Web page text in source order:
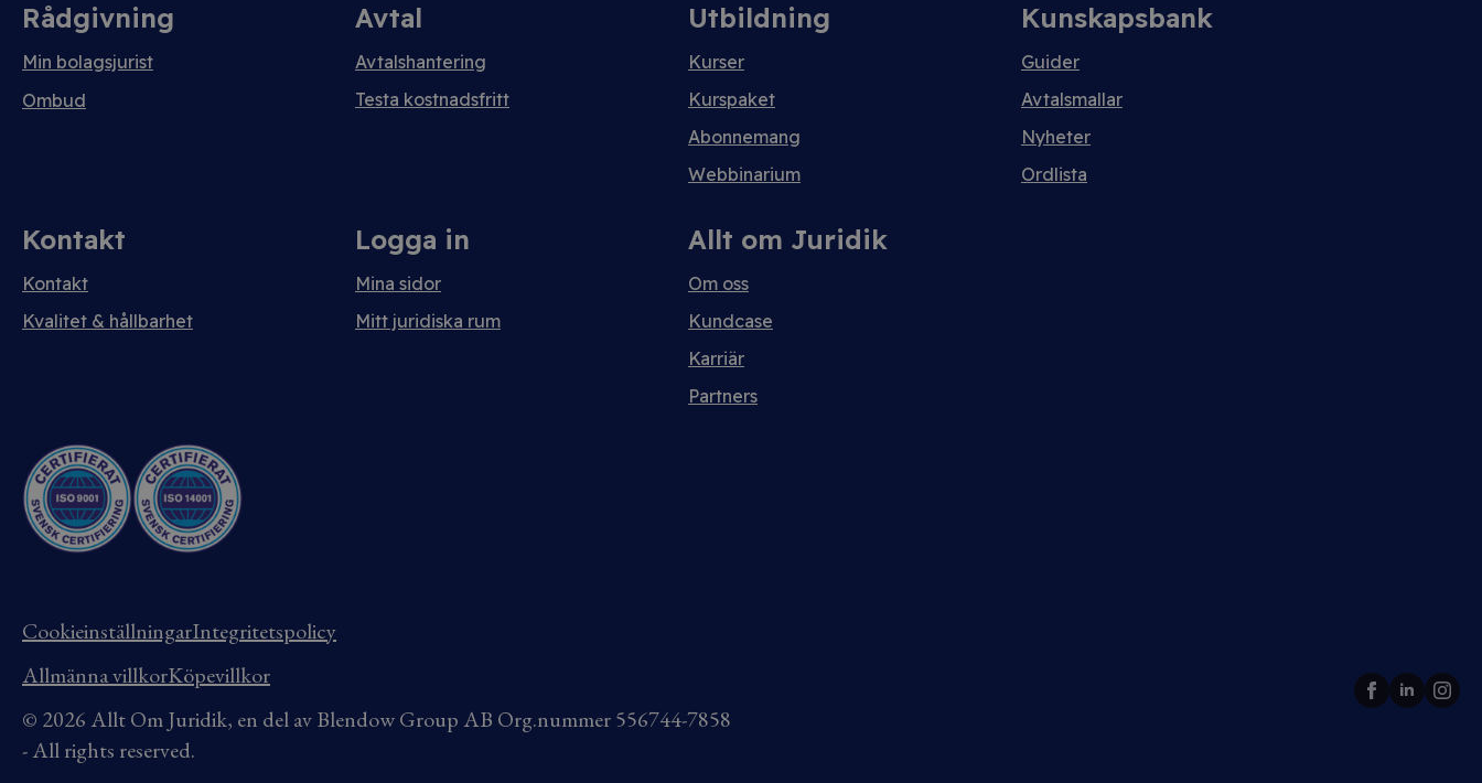
Rådgivning
Min bolagsjurist
Ombud
Avtal
Avtalshantering
Testa kostnadsfritt
Utbildning
Kurser
Kurspaket
Abonnemang
Webbinarium
Kunskapsbank
Guider
Avtalsmallar
Nyheter
Ordlista
Kontakt
Kontakt
Kvalitet & hållbarhet
Logga in
Mina sidor
Mitt juridiska rum
Allt om Juridik
Om oss
Kundcase
Karriär
Partners
CookieinställningarIntegritetspolicy
Allmänna villkorKöpevillkor
© 2026 Allt Om Juridik, en del av Blendow Group AB Org.nummer 556744-7858
- All rights reserved.